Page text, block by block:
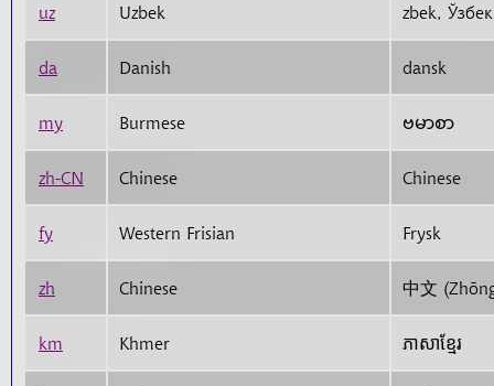
uz Uzbek
da Danish dansk
my Burmese ဗမာစာ
zh-CN Chinese Chinese
fy Western Frisian Frysk
zh Chinese 中文
km Khmer ភាសាខ្មែរ